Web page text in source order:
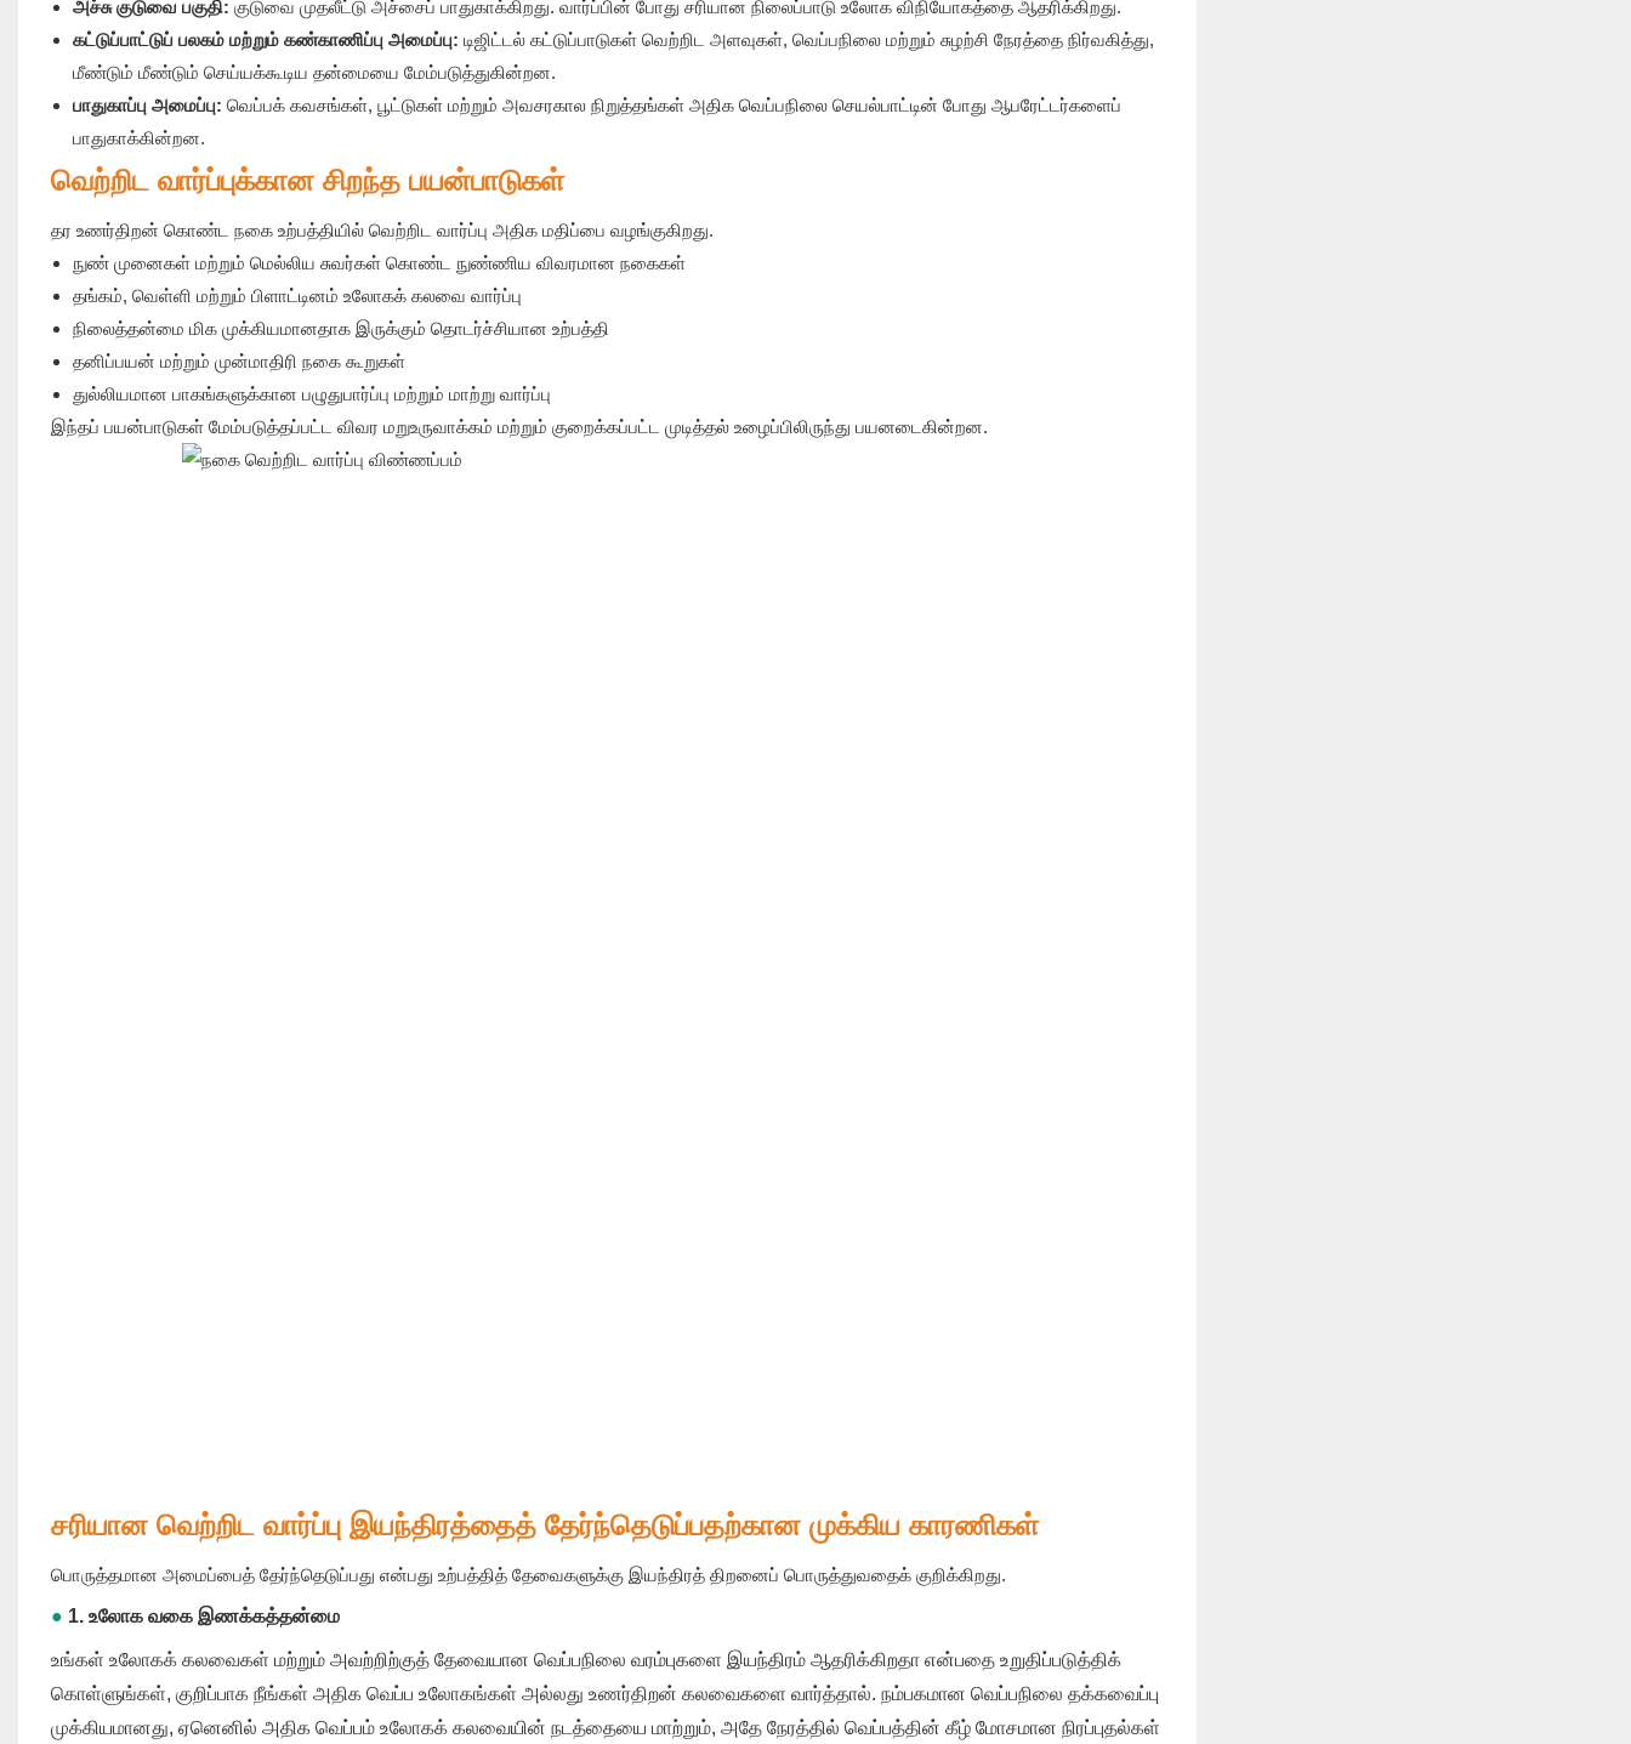
அச்சு குடுவை பகுதி: குடுவை முதலீட்டு அச்சைப் பாதுகாக்கிறது. வார்ப்பின் போது சரியான நிலைப்பாடு உலோக விநியோகத்தை ஆதரிக்கிறது.
கட்டுப்பாட்டுப் பலகம் மற்றும் கண்காணிப்பு அமைப்பு: டிஜிட்டல் கட்டுப்பாடுகள் வெற்றிட அளவுகள், வெப்பநிலை மற்றும் சுழற்சி நேரத்தை நிர்வகித்து,
மீண்டும் மீண்டும் செய்யக்கூடிய தன்மையை மேம்படுத்துகின்றன.
பாதுகாப்பு அமைப்பு: வெப்பக் கவசங்கள், பூட்டுகள் மற்றும் அவசரகால நிறுத்தங்கள் அதிக வெப்பநிலை செயல்பாட்டின் போது ஆபரேட்டர்களைப்
பாதுகாக்கின்றன.
வெற்றிட வார்ப்புக்கான சிறந்த பயன்பாடுகள்
தர உணர்திறன் கொண்ட நகை உற்பத்தியில் வெற்றிட வார்ப்பு அதிக மதிப்பை வழங்குகிறது.
நுண் முனைகள் மற்றும் மெல்லிய சுவர்கள் கொண்ட நுண்ணிய விவரமான நகைகள்
தங்கம், வெள்ளி மற்றும் பிளாட்டினம் உலோகக் கலவை வார்ப்பு
நிலைத்தன்மை மிக முக்கியமானதாக இருக்கும் தொடர்ச்சியான உற்பத்தி
தனிப்பயன் மற்றும் முன்மாதிரி நகை கூறுகள்
துல்லியமான பாகங்களுக்கான பழுதுபார்ப்பு மற்றும் மாற்று வார்ப்பு
இந்தப் பயன்பாடுகள் மேம்படுத்தப்பட்ட விவர மறுஉருவாக்கம் மற்றும் குறைக்கப்பட்ட முடித்தல் உழைப்பிலிருந்து பயனடைகின்றன.
சரியான வெற்றிட வார்ப்பு இயந்திரத்தைத் தேர்ந்தெடுப்பதற்கான முக்கிய காரணிகள்
பொருத்தமான அமைப்பைத் தேர்ந்தெடுப்பது என்பது உற்பத்தித் தேவைகளுக்கு இயந்திரத் திறனைப் பொருத்துவதைக் குறிக்கிறது.
● 1. உலோக வகை இணக்கத்தன்மை
உங்கள் உலோகக் கலவைகள் மற்றும் அவற்றிற்குத் தேவையான வெப்பநிலை வரம்புகளை இயந்திரம் ஆதரிக்கிறதா என்பதை உறுதிப்படுத்திக்
கொள்ளுங்கள், குறிப்பாக நீங்கள் அதிக வெப்ப உலோகங்கள் அல்லது உணர்திறன் கலவைகளை வார்த்தால். நம்பகமான வெப்பநிலை தக்கவைப்பு
முக்கியமானது, ஏனெனில் அதிக வெப்பம் உலோகக் கலவையின் நடத்தையை மாற்றும், அதே நேரத்தில் வெப்பத்தின் கீழ் மோசமான நிரப்புதல்கள்